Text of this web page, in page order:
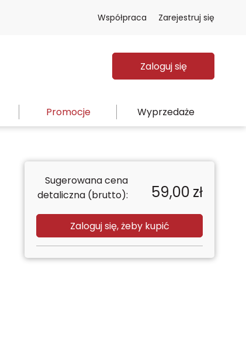
Współpraca Zarejestruj się
Zaloguj się
Promocje Wyprzedaże
Sugerowana cena
detaliczna (brutto):
59,00 zł
Zaloguj się, żeby kupić